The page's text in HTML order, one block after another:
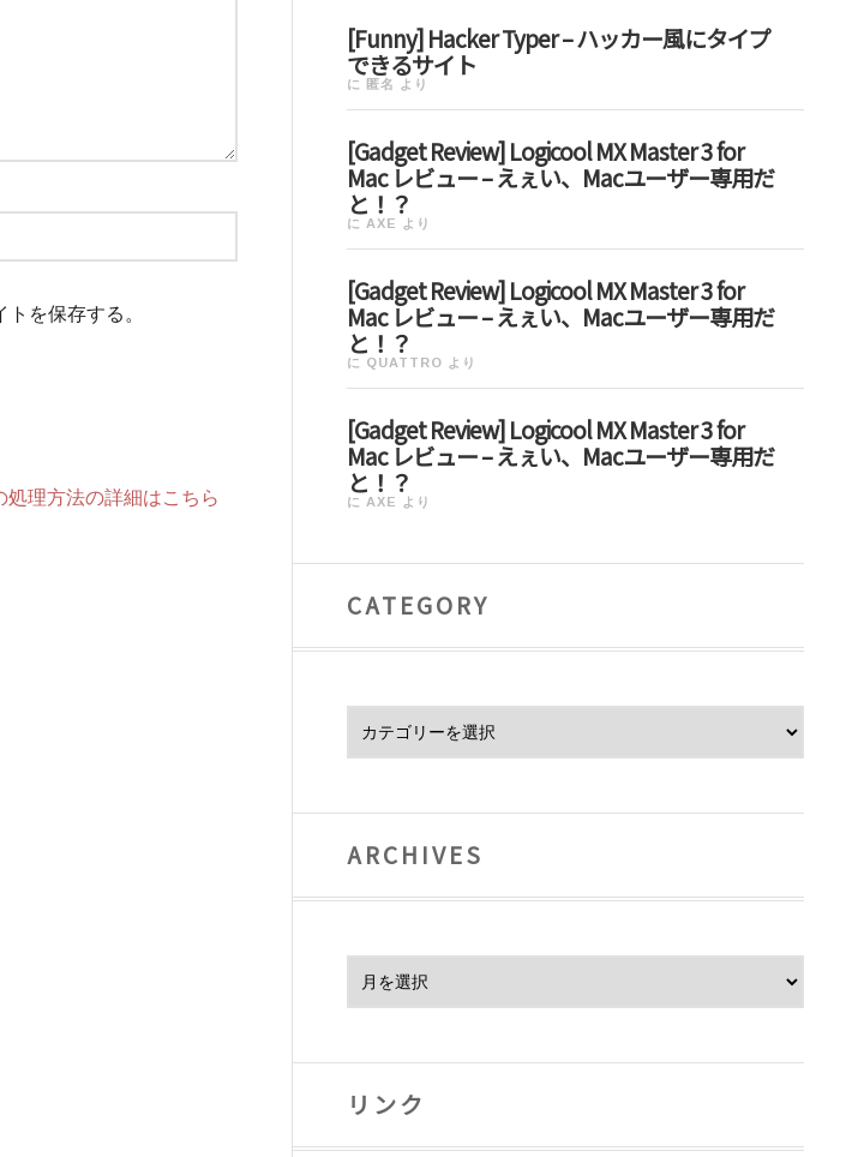
を保存する。
処理方法の詳細はこちら
[Funny] Hacker Typer – ハッカー風にタイプ
できるサイト
に 匿名 より
[Gadget Review] Logicool MX Master 3 for
Mac レビュー – えぇい、Macユーザー専用だ
と！？
に AXE より
[Gadget Review] Logicool MX Master 3 for
Mac レビュー – えぇい、Macユーザー専用だ
と！？
に QUATTRO より
[Gadget Review] Logicool MX Master 3 for
Mac レビュー – えぇい、Macユーザー専用だ
と！？
に AXE より
CATEGORY
ARCHIVES
リンク